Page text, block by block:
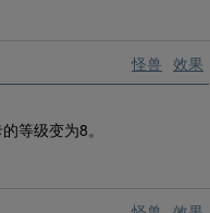
怪兽 效果
等级变为8。